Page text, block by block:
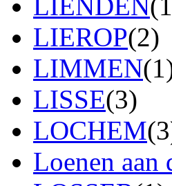
LIEROP(2)
LIMMEN
LISSE(3)
LOCHEM
Loenen aan